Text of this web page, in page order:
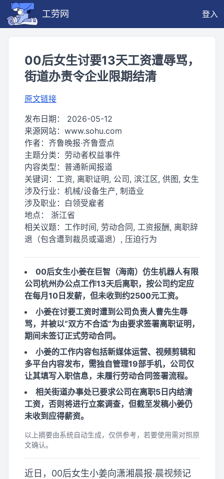
工劳网 登入
00后女生讨要13天工资遭辱骂，
街道办责令企业限期结清
原文链接
发布日期： 2026-05-12
来源网站： www.sohu.com
作者： 齐鲁晚报·齐鲁壹点
主题分类： 劳动者权益事件
内容类型： 普通新闻报道
关键词： 工资, 离职证明, 公司, 滨江区, 供图, 女生
涉及行业： 机械/设备生产, 制造业
涉及职业： 白领受雇者
地点： 浙江省
相关议题： 工作时间, 劳动合同, 工资报酬, 离职辞
退（包含遭到裁员或逼退）, 压迫行为
00后女生小姜在巨智（海南）仿生机器人有限
公司杭州办公点工作13天后离职，按公司约定应
在每月10日发薪，但未收到约2500元工资。
小姜在讨要工资时遭到公司负责人曹先生辱
骂，并被以“双方不合适”为由要求签署离职证明，
期间未签订正式劳动合同。
小姜的工作内容包括新媒体运营、视频剪辑和
多平台内容发布，需独自管理19部手机，公司仅
让其填写入职信息，未履行劳动合同签署流程。
相关街道办事处已要求公司在离职5日内结清
工资，否则将进行立案调查，但截至发稿小姜仍
未收到应得薪资。
以上摘要由系统自动生成，仅供参考，若要使用需对照原
文确认。
近日，00后女生小姜向潇湘晨报·晨视频记